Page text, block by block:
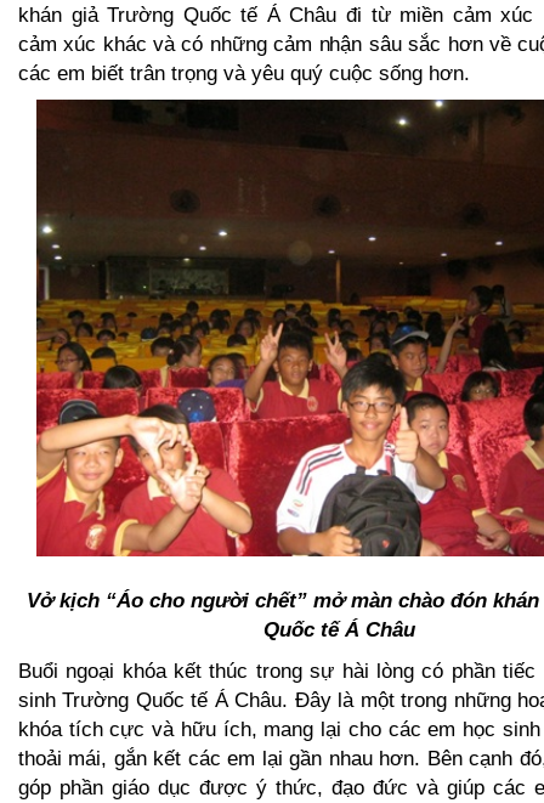
khán giả Trường Quốc tế Á Châu đi từ miền cảm xúc
cảm xúc khác và có những cảm nhận sâu sắc hơn về
các em biết trân trọng và yêu quý cuộc sống hơn.
Vở kịch “Áo cho người chết” mở màn chào đón
Quốc tế Á Châu
Buổi ngoại khóa kết thúc trong sự hài lòng có phần tiếc
sinh Trường Quốc tế Á Châu. Đây là một trong những
khóa tích cực và hữu ích, mang lại cho các em học
thoải mái, gắn kết các em lại gần nhau hơn. Bên cạnh
góp phần giáo dục được ý thức, đạo đức và giúp các